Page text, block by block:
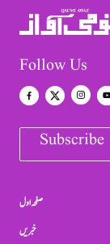
Follow Us
Subscribe
صفحہ اول
خبریں